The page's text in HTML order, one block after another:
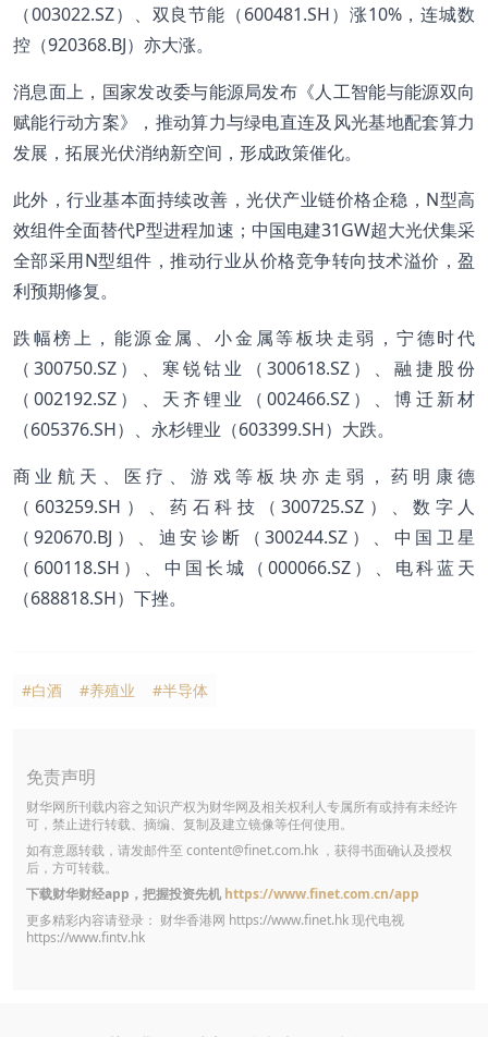
（003022.SZ）、双良节能（600481.SH）涨10%，连城数
控（920368.BJ）亦大涨。
消息面上，国家发改委与能源局发布《人工智能与能源双向
赋能行动方案》，推动算力与绿电直连及风光基地配套算力
发展，拓展光伏消纳新空间，形成政策催化。
此外，行业基本面持续改善，光伏产业链价格企稳，N型高
效组件全面替代P型进程加速；中国电建31GW超大光伏集采
全部采用N型组件，推动行业从价格竞争转向技术溢价，盈
利预期修复。
跌幅榜上，能源金属、小金属等板块走弱，宁德时代
（300750.SZ）、寒锐钴业（300618.SZ）、融捷股份
（002192.SZ）、天齐锂业（002466.SZ）、博迁新材
（605376.SH）、永杉锂业（603399.SH）大跌。
商业航天、医疗、游戏等板块亦走弱，药明康德
（603259.SH）、药石科技（300725.SZ）、数字人
（920670.BJ）、迪安诊断（300244.SZ）、中国卫星
（600118.SH）、中国长城（000066.SZ）、电科蓝天
（688818.SH）下挫。
#白酒 #养殖业 #半导体
免责声明
财华网所刊载内容之知识产权为财华网及相关权利人专属所有或持有未经许
可，禁止进行转载、摘编、复制及建立镜像等任何使用。
如有意愿转载，请发邮件至 content@finet.com.hk ，获得书面确认及授权
后，方可转载。
下载财华财经app，把握投资先机 https://www.finet.com.cn/app
更多精彩内容请登录： 财华香港网 https://www.finet.hk现代电视
https://www.fintv.hk